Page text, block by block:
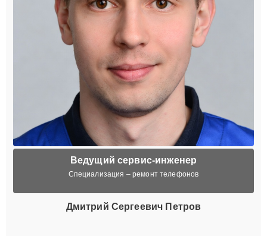
Ведущий сервис-инженер
Специализация – ремонт телефонов
Дмитрий Сергеевич Петров